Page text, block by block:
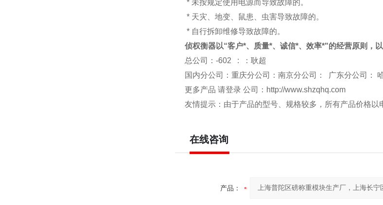
* 未按规定使用电源而导致故障的。
* 天灾、地变、鼠患、虫害导致故障的。
* 自行拆卸维修导致故障的。
侦权衡器以“客户*、质量*、诚信*、效率*"的经营原则，
总公司
：-602 : ：耿超
国内分公司：重庆分公司：南京分公司： 广东分公司：
更多产品 请登录 公司： http://www.shzqhq.com
友情提示：由于产品的型号、规格较多，所有产品价格以
在线咨询
产品：